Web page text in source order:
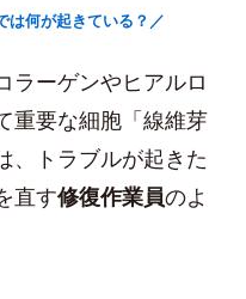
は何が起きている？／
ラーゲンやヒアルロ
重要な細胞「線維芽
、トラブルが起きた
直す修復作業員のよ